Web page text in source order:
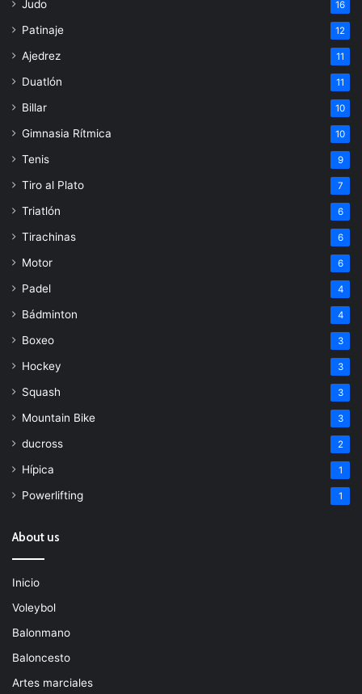
Judo 16
Patinaje 12
Ajedrez 11
Duatlón 11
Billar 10
Gimnasia Rítmica 10
Tenis 9
Tiro al Plato 7
Triatlón 6
Tirachinas 6
Motor 6
Padel 4
Bádminton 4
Boxeo 3
Hockey 3
Squash 3
Mountain Bike 3
ducross 2
Hípica 1
Powerlifting 1
About us
Inicio
Voleybol
Balonmano
Baloncesto
Artes marciales